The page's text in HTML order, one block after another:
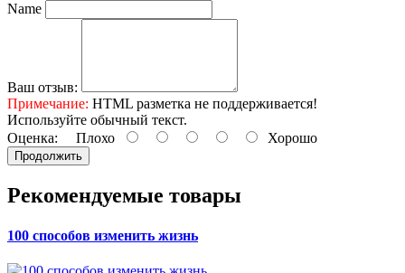
Name
Ваш отзыв:
Примечание: HTML разметка не поддерживается!
Используйте обычный текст.
Оценка: Плохо Хорошо
Продолжить
Рекомендуемые товары
100 способов изменить жизнь